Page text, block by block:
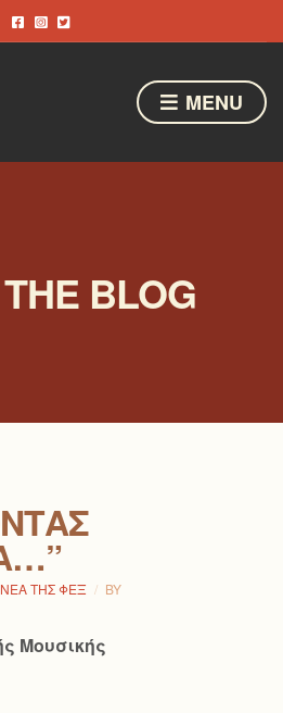
MENU
BLOG
ΤΗΣ ΦΕΞ BY
Μουσικής